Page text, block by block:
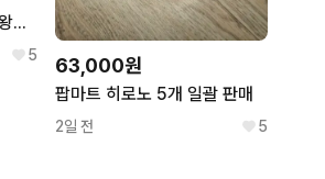
개봉) 팝마트 히로노 어린왕자 가로등을켜는사람
5 63,000원
팝마트 히로노 5개 일괄 판매
2일 전 5